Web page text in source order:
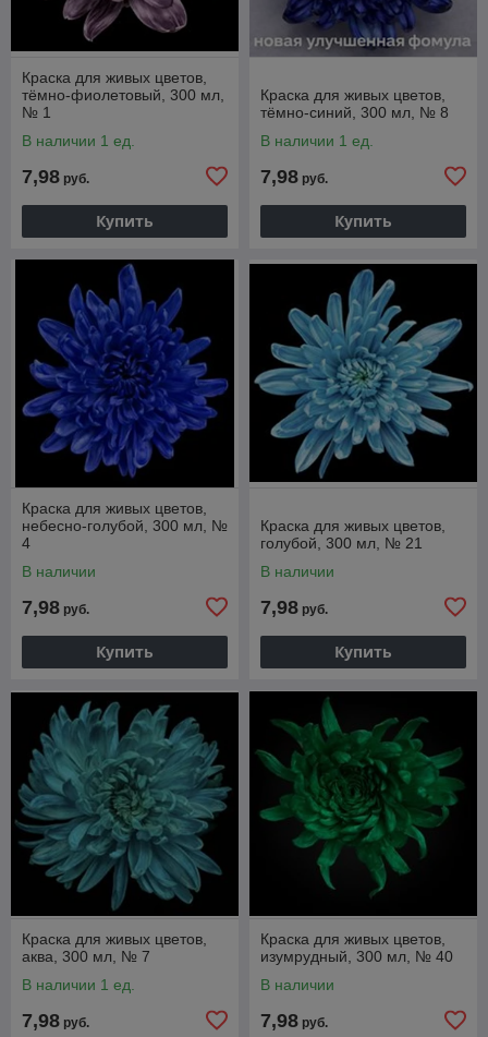
Краска для живых цветов,
тёмно-фиолетовый, 300 мл,
№ 1
В наличии 1 ед.
7,98 руб.
Купить
Краска для живых цветов,
тёмно-синий, 300 мл, № 8
В наличии 1 ед.
7,98 руб.
Купить
Краска для живых цветов,
небесно-голубой, 300 мл, №
4
В наличии
7,98 руб.
Купить
Краска для живых цветов,
голубой, 300 мл, № 21
В наличии
7,98 руб.
Купить
Краска для живых цветов,
аква, 300 мл, № 7
В наличии 1 ед.
7,98 руб.
Краска для живых цветов,
изумрудный, 300 мл, № 40
В наличии
7,98 руб.